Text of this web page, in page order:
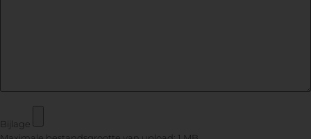
Bijlage